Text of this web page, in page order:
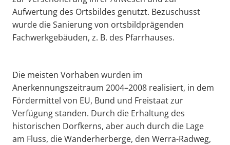
Aufwertung des Ortsbildes genutzt. Bezuschusst
wurde die Sanierung von ortsbildprägenden
Fachwerkgebäuden, z. B. des Pfarrhauses.
Die meisten Vorhaben wurden im
Anerkennungszeitraum 2004–2008 realisiert, in dem
Fördermittel von EU, Bund und Freistaat zur
Verfügung standen. Durch die Erhaltung des
historischen Dorfkerns, aber auch durch die Lage
am Fluss, die Wanderherberge, den Werra-Radweg,